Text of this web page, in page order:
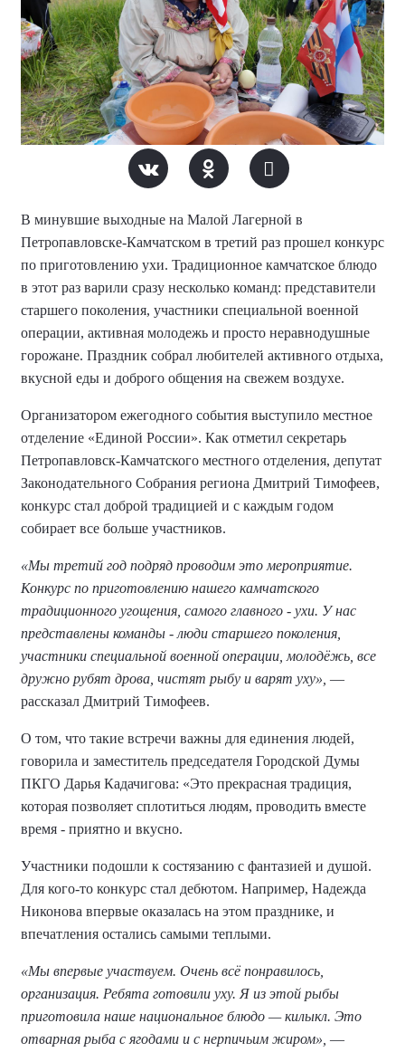
В минувшие выходные на Малой Лагерной в
Петропавловске-Камчатском в третий раз прошел конкурс
по приготовлению ухи. Традиционное камчатское блюдо
в этот раз варили сразу несколько команд: представители
старшего поколения, участники специальной военной
операции, активная молодежь и просто неравнодушные
горожане. Праздник собрал любителей активного отдыха,
вкусной еды и доброго общения на свежем воздухе.
Организатором ежегодного события выступило местное
отделение «Единой России». Как отметил секретарь
Петропавловск-Камчатского местного отделения, депутат
Законодательного Собрания региона Дмитрий Тимофеев,
конкурс стал доброй традицией и с каждым годом
собирает все больше участников.
«Мы третий год подряд проводим это мероприятие.
Конкурс по приготовлению нашего камчатского
традиционного угощения, самого главного - ухи. У нас
представлены команды - люди старшего поколения,
участники специальной военной операции, молодёжь, все
дружно рубят дрова, чистят рыбу и варят уху», —
рассказал Дмитрий Тимофеев.
О том, что такие встречи важны для единения людей,
говорила и заместитель председателя Городской Думы
ПКГО Дарья Кадачигова: «Это прекрасная традиция,
которая позволяет сплотиться людям, проводить вместе
время - приятно и вкусно.
Участники подошли к состязанию с фантазией и душой.
Для кого-то конкурс стал дебютом. Например, Надежда
Никонова впервые оказалась на этом празднике, и
впечатления остались самыми теплыми.
«Мы впервые участвуем. Очень всё понравилось,
организация. Ребята готовили уху. Я из этой рыбы
приготовила наше национальное блюдо — килыкл. Это
отварная рыба с ягодами и с нерпичьим жиром», —